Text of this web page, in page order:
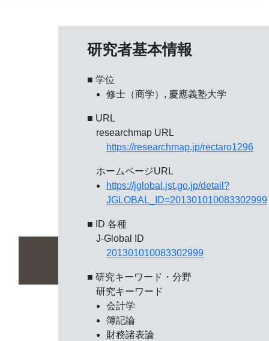
研究者基本情報
■ 学位
修士（商学）, 慶應義塾大学
■ URL
researchmap URL
https://researchmap.jp/rectaro1296
ホームページURL
https://jglobal.jst.go.jp/detail?
JGLOBAL_ID=201301010083302999
■ ID 各種
J-Global ID
201301010083302999
■ 研究キーワード・分野
研究キーワード
会計学
簿記論
財務諸表論